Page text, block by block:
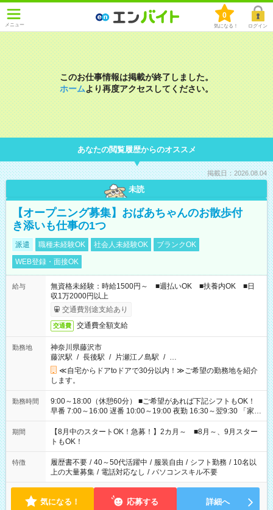
メニュー
0
気になる！ ログイン
このお仕事情報は掲載が終了しました。
ホームより再度アクセスしてください。
あなたの閲覧履歴からのオススメ
掲載日：2026.08.04
未読
【オープニング募集】おばあちゃんのお散歩付
き添いも仕事の1つ
派遣 職種未経験OK 社会人未経験OK
ブランクOK
WEB登録・面接OK
給与
無資格未経験：時給1500円～ ■週払いOK ■扶養内OK ■日
収1万2000円以上
交通費別途支給あり
交通費 交通費全額支給
勤務地
神奈川県藤沢市
藤沢駅 / 長後駅 / 片瀬江ノ島駅 / …
≪自宅からドアtoドアで30分以内！≫ご希望の勤務地を紹介
します。
勤務時間
9:00～18:00（休憩60分） ■ご希望があれば下記シフトもOK！
早番 7:00～16:00 遅番 10:00～19:00 夜勤 16:30～翌9:30 「家族
と休みを合わせたい」 「余裕を持って夕飯の準備がしたい」
「できれば残業はしたくない」 など、ご希望を教えてください
ね。 ※Wワーク希望の方へ 今ご覧のお仕事で希望する勤務時間
と、もう1つのお仕事の勤務時間。 合計で週40時間を超える場
合は応募できません。
期間
【8月中のスタートOK！急募！】2カ月～ ■8月～、9月スター
トもOK！
特徴 履歴書不要 / 40～50代活躍中 / 服装自由 / シフト勤務 / 10名以
上の大量募集 / 電話対応なし / パソコンスキル不要
気になる！ 応募する 詳細へ